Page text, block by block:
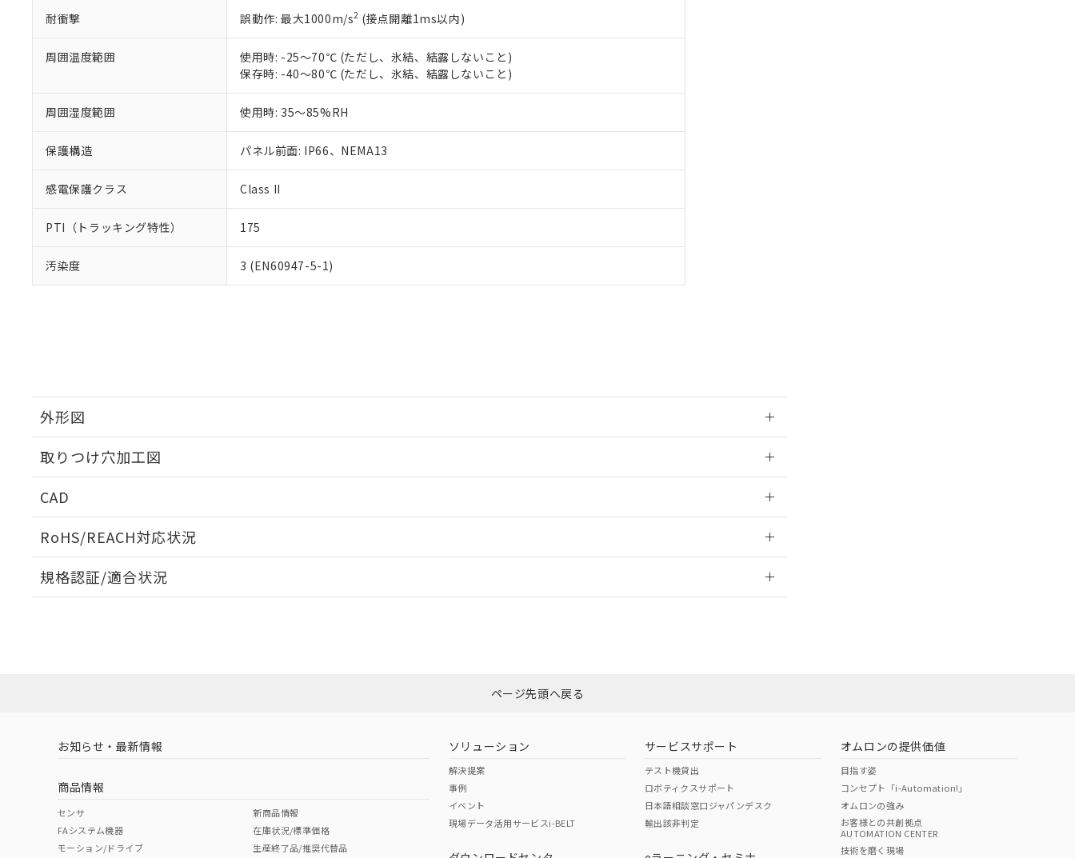
耐衝撃 誤動作: 最大1000m/s2 (接点開離1ms以内)
周囲温度範囲
使用時: -25～70℃ (ただし、氷結、結露しないこと)
保存時: -40～80℃ (ただし、氷結、結露しないこと)
周囲湿度範囲 使用時: 35～85%RH
保護構造 パネル前面: IP66、NEMA13
感電保護クラス Class II
PTI（トラッキング特性） 175
汚染度 3 (EN60947-5-1)
外形図
取りつけ穴加工図
CAD
RoHS/REACH対応状況
EU RoHS 注意事項・凡例
ダウンロードはこちら
中国 RoHS 注意事項・凡例
中国 RoHS表
Pb Hg Cr(VI)
規格認証/適合状況
混在することから備考欄に対応日を記載しておりました。
既に当社にて対応品への在庫切替を完了していることから、特段のことがない限り、2022年1月12日よ
り割愛しております。
ページ先頭へ戻る
お知らせ・最新情報
商品情報
センサ
FAシステム機器
モーション/ドライブ
新商品情報
在庫状況/標準価格
生産終了品/推奨代替品
ソリューション
解決提案
事例
イベント
現場データ活用サービスi-BELT
サービスサポート
テスト機貸出
ロボティクスサポート
日本語相談窓口ジャパンデスク
輸出該非判定
オムロンの提供価値
目指す姿
コンセプト「i-Automation!」
オムロンの強み
お客様との共創拠点
AUTOMATION CENTER
技術を磨く現場